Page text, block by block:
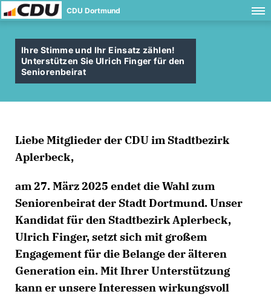
CDU Dortmund
Ihre Stimme und Ihr Einsatz zählen!
Unterstützen Sie Ulrich Finger für den
Seniorenbeirat
Liebe Mitglieder der CDU im Stadtbezirk
Aplerbeck,
am 27. März 2025 endet die Wahl zum
Seniorenbeirat der Stadt Dortmund. Unser
Kandidat für den Stadtbezirk Aplerbeck,
Ulrich Finger, setzt sich mit großem
Engagement für die Belange der älteren
Generation ein. Mit Ihrer Unterstützung
kann er unsere Interessen wirkungsvoll